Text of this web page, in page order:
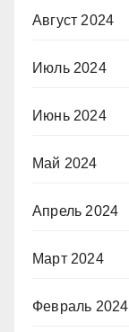
Август 2024
Июль 2024
Июнь 2024
Май 2024
Апрель 2024
Март 2024
Февраль 2024